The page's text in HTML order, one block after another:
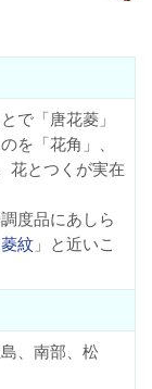
で「唐花菱」
を「花角 」、
花とつくが実在
度品にあしら
菱紋」と近いこ
、南部、松